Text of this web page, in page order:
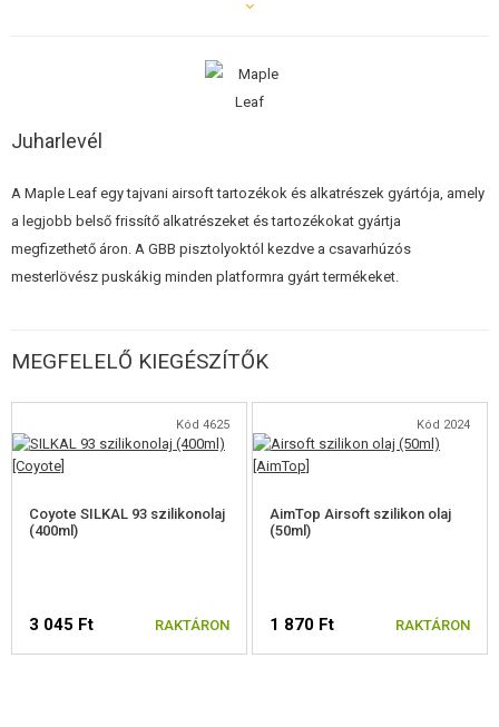
ELÉRHETŐSÉG
60° 90-120m/s (295-400 FPS) torkolati sebességű fegyvereknél
80° a 150 m/s (500 FPS) feletti torkolati sebességű fegyverek
A hop-up gumiszalag megfelelő működése érdekében a használt csőnek
nem szabad, hogy a nyomásnyílásnál híd legyen.
Juharlevél
A Maple Leaf egy tajvani airsoft tartozékok és alkatrészek gyártója, amely
a legjobb belső frissítő alkatrészeket és tartozékokat gyártja
megfizethető áron. A GBB pisztolyoktól kezdve a csavarhúzós
mesterlövész puskákig minden platformra gyárt termékeket.
MEGFELELŐ KIEGÉSZÍTŐK
Kód 4625
Coyote SILKAL 93 szilikonolaj
(400ml)
3 045 Ft RAKTÁRON
Kód 2024
AimTop Airsoft szilikon olaj
(50ml)
1 870 Ft RAKTÁRON